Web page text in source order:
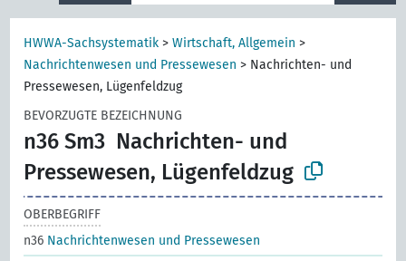
HWWA-Sachsystematik >Wirtschaft, Allgemein >
Nachrichtenwesen und Pressewesen > Nachrichten- und
Pressewesen, Lügenfeldzug
BEVORZUGTE BEZEICHNUNG
n36 Sm3 Nachrichten- und
Pressewesen, Lügenfeldzug
OBERBEGRIFF
n36 Nachrichtenwesen und Pressewesen